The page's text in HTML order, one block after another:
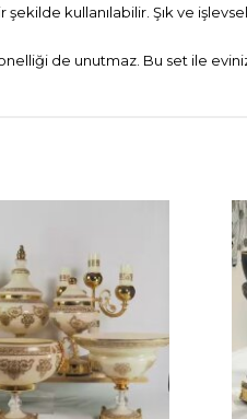
kullanılabilir. Şık ve
de unutmaz. Bu set ile